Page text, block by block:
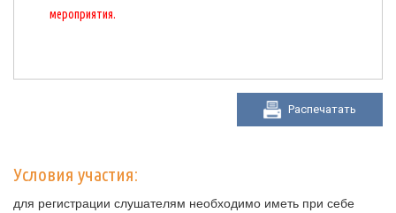
мероприятия.
Распечатать
Условия участия:
для регистрации слушателям необходимо иметь при себе